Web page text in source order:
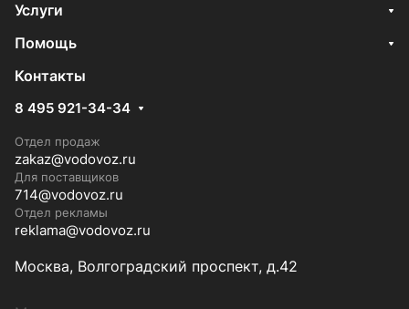
Услуги
Помощь
Контакты
8 495 921-34-34
Отдел продаж
zakaz@vodovoz.ru
Для поставщиков
714@vodovoz.ru
Отдел рекламы
reklama@vodovoz.ru
Москва, Волгоградский проспект, д.42